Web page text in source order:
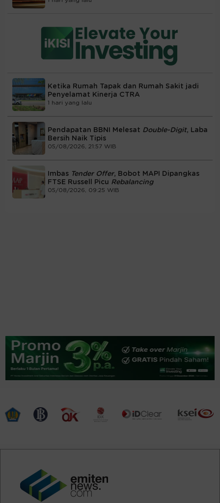
Ketika Rumah Tapak dan Rumah Sakit jadi
Penyelamat Kinerja CTRA
1 hari yang lalu
Pendapatan BBNI Melesat Double-Digit, Laba
Bersih Naik Tipis
05/08/2026, 21:57 WIB
Imbas Tender Offer, Bobot MAPI Dipangkas
FTSE Russell Picu Rebalancing
05/08/2026, 09:25 WIB